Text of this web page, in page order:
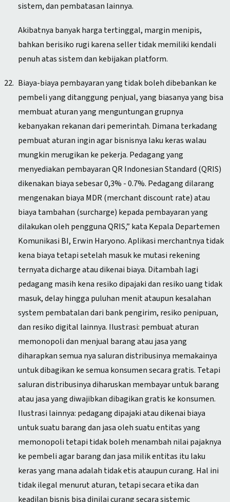
sistem, dan pembatasan lainnya.
Akibatnya banyak harga tertinggal, margin menipis,
bahkan berisiko rugi karena seller tidak memiliki kendali
penuh atas sistem dan kebijakan platform.
Biaya-biaya pembayaran yang tidak boleh dibebankan ke
pembeli yang ditanggung penjual, yang biasanya yang bisa
membuat aturan yang menguntungan grupnya
kebanyakan rekanan dari pemerintah. Dimana terkadang
pembuat aturan ingin agar bisnisnya laku keras walau
mungkin merugikan ke pekerja. Pedagang yang
menyediakan pembayaran QR Indonesian Standard (QRIS)
dikenakan biaya sebesar 0,3% - 0.7%. Pedagang dilarang
mengenakan biaya MDR (merchant discount rate) atau
biaya tambahan (surcharge) kepada pembayaran yang
dilakukan oleh pengguna QRIS,” kata Kepala Departemen
Komunikasi BI, Erwin Haryono. Aplikasi merchantnya tidak
kena biaya tetapi setelah masuk ke mutasi rekening
ternyata dicharge atau dikenai biaya. Ditambah lagi
pedagang masih kena resiko dipajaki dan resiko uang tidak
masuk, delay hingga puluhan menit ataupun kesalahan
system pembatalan dari bank pengirim, resiko penipuan,
dan resiko digital lainnya. Ilustrasi: pembuat aturan
memonopoli dan menjual barang atau jasa yang
diharapkan semua nya saluran distribusinya memakainya
untuk dibagikan ke semua konsumen secara gratis. Tetapi
saluran distribusinya diharuskan membayar untuk barang
atau jasa yang diwajibkan dibagikan gratis ke konsumen.
Ilustrasi lainnya: pedagang dipajaki atau dikenai biaya
untuk suatu barang dan jasa oleh suatu entitas yang
memonopoli tetapi tidak boleh menambah nilai pajaknya
ke pembeli agar barang dan jasa milik entitas itu laku
keras yang mana adalah tidak etis ataupun curang. Hal ini
tidak ilegal menurut aturan, tetapi secara etika dan
keadilan bisnis bisa dinilai curang secara sistemic